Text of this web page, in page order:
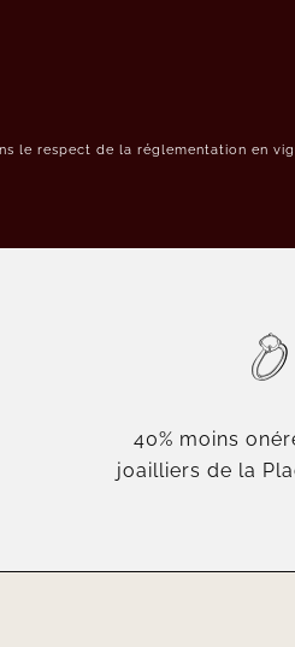
le respect de la réglementation en
40% moins
joailliers de la